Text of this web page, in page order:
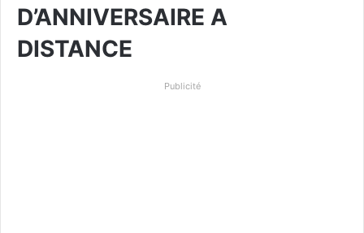
D’ANNIVERSAIRE A
DISTANCE
Publicité